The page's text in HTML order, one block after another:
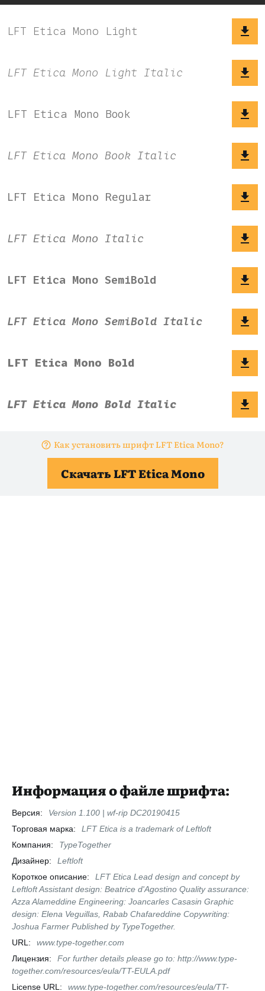
Как установить шрифт LFT Etica Mono?
Скачать LFT Etica Mono
Информация о файле шрифта:
Версия:
Version 1.100 | wf-rip DC20190415
Торговая марка:
LFT Etica is a trademark of Leftloft
Компания:
TypeTogether
Дизайнер:
Leftloft
Короткое описание:
LFT Etica Lead design and concept by
Leftloft Assistant design: Beatrice d'Agostino Quality assurance:
Azza Alameddine Engineering: Joancarles Casasin Graphic
design: Elena Veguillas, Rabab Chafareddine Copywriting:
Joshua Farmer Published by TypeTogether.
URL:
www.type-together.com
Лицензия:
For further details please go to: http://www.type-
together.com/resources/eula/TT-EULA.pdf
License URL:
www.type-together.com/resources/eula/TT-